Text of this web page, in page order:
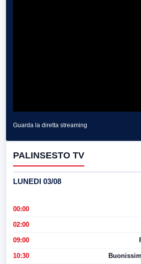
Guarda la diretta streaming
PALINSESTO TV
LUNEDI 03/08
00:00
02:00
09:00
10:30